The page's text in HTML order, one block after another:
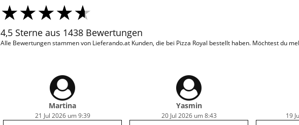
4,5 Sterne aus 1438 Bewertungen
Alle Bewertungen stammen von Lieferando.at Kunden, die bei Pizza Royal bestellt haben. Möchtest du
Martina
21 Jul 2026 um 9:39
Yasmin
20 Jul 2026 um 8:43 19